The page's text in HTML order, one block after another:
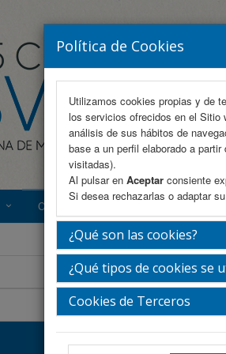
Política de Cookies
Utilizamos cookies propias y de
los servicios ofrecidos en el Sitio
análisis de sus hábitos de
base a un perfil elaborado a
visitadas).
Al pulsar en Aceptar consiente
Si desea rechazarlas o adaptar
¿Qué son las cookies?
¿Qué tipos de cookies se
Cookies de Terceros
COMITÉS AREA CIENTÍFICA
Comité De Honor